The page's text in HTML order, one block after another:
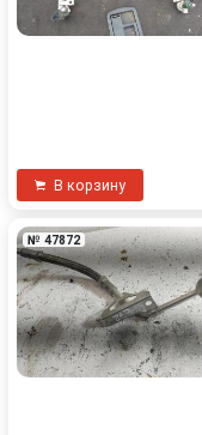
В корзину
№ 47872